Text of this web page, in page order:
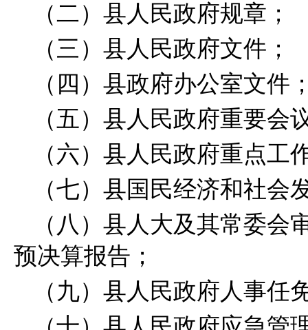
（二）县人民政府规章；
（三）县人民政府文件；
（四）县政府办公室文件
（五）县人民政府重要会
（六）县人民政府重点工
（七）县国民经济和社会
（八）县人大及其常委
预决算报告；
（九）县人民政府人事任